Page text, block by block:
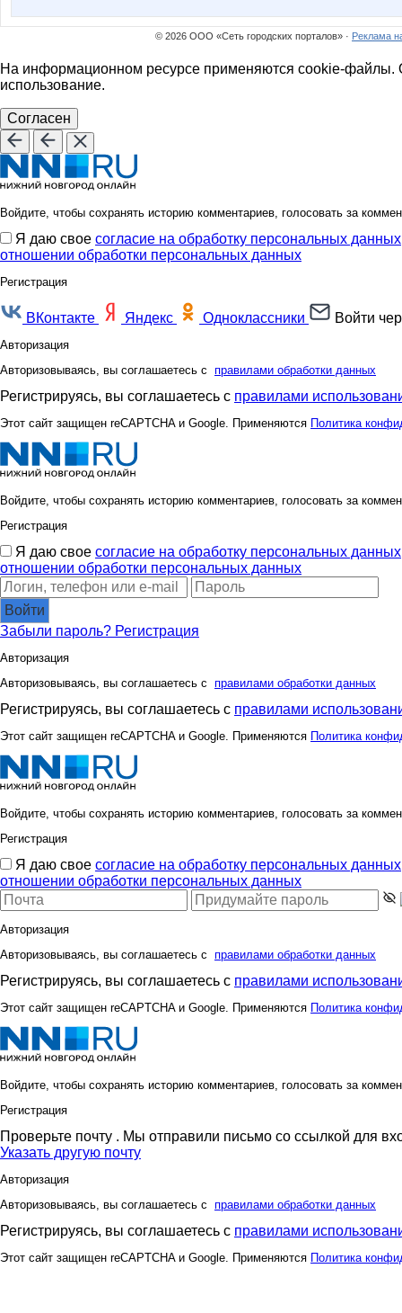
© 2026 ООО «Сеть городских порталов» · Реклама
На информационном ресурсе применяются cookie-файлы.
использование.
Согласен
Войдите, чтобы сохранять историю комментариев, голосовать за
Я даю свое согласие на обработку персональных данных
отношении обработки персональных данных
Регистрация
ВКонтакте Яндекс Одноклассники Войти
Авторизация
Авторизовываясь, вы соглашаетесь с правилами обработки данных
Регистрируясь, вы соглашаетесь с правилами
Этот сайт защищен reCAPTCHA и Google. Применяются Политика
Войдите, чтобы сохранять историю комментариев, голосовать за
Регистрация
Я даю свое согласие на обработку персональных данных
отношении обработки персональных данных
Войти
Забыли пароль? Регистрация
Авторизация
Авторизовываясь, вы соглашаетесь с правилами обработки данных
Регистрируясь, вы соглашаетесь с правилами
Этот сайт защищен reCAPTCHA и Google. Применяются Политика
Войдите, чтобы сохранять историю комментариев, голосовать за
Регистрация
Я даю свое согласие на обработку персональных данных
отношении обработки персональных данных
Авторизация
Авторизовываясь, вы соглашаетесь с правилами обработки данных
Регистрируясь, вы соглашаетесь с правилами
Этот сайт защищен reCAPTCHA и Google. Применяются Политика
Войдите, чтобы сохранять историю комментариев, голосовать за
Регистрация
Проверьте почту . Мы отправили письмо со ссылкой для
Указать другую почту
Авторизация
Авторизовываясь, вы соглашаетесь с правилами обработки данных
Регистрируясь, вы соглашаетесь с правилами
Этот сайт защищен reCAPTCHA и Google. Применяются Политика